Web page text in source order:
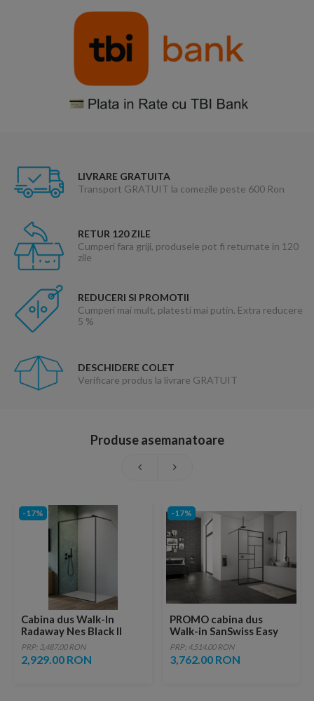
LIVRARE GRATUITA
Transport GRATUIT la comezile peste 600 Ron
RETUR 120 ZILE
Cumperi fara griji, produsele pot fi returnate in 120
zile
REDUCERI SI PROMOTII
Cumperi mai mult, platesti mai putin. Extra reducere
5 %
DESCHIDERE COLET
Verificare produs la livrare GRATUIT
Produse asemanatoare
-17%
Cabina dus Walk-In
Radaway Nes Black II
Frame, 90xH200 cm
PRP: 3,487.00 RON
2,929.00 RON
-17%
PROMO cabina dus
Walk-in SanSwiss Easy
Loft 73 Industries 140 x
H200 cm profil negru mat
PRP: 4,514.00 RON
3,762.00 RON